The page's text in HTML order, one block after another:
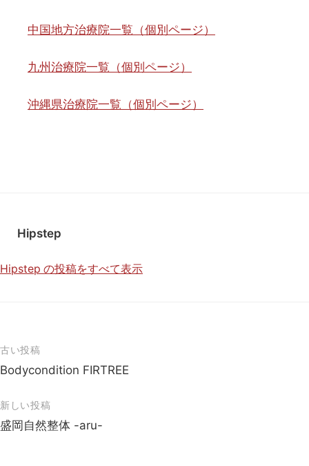
中国地方治療院一覧（個別ページ）
九州治療院一覧（個別ページ）
沖縄県治療院一覧（個別ページ）
Hipstep
Hipstep の投稿をすべて表示
投
稿
ナ
ビ
ゲ
古い投稿
Bodycondition FIRTREE
新しい投稿
盛岡自然整体 -aru-